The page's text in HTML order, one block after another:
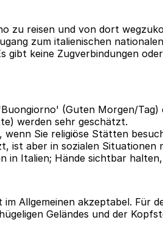
zu reisen und von dort
zum italienischen
gibt keine Zugverbindungen
(Guten Morgen/
werden sehr geschätzt.
wenn Sie religiöse Stätten
ist aber in sozialen Situationen
in Italien; Hände sichtbar
Allgemeinen akzeptabel. Für
Geländes und der